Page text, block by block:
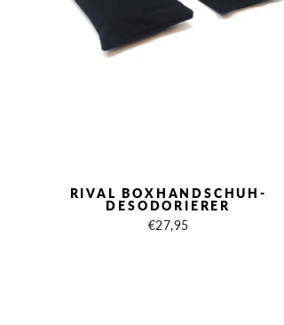
RIVAL BOXHANDSCHUH-
DESODORIERER
€27,95